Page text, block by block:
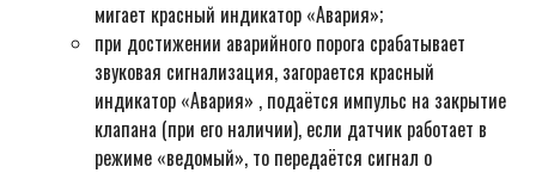
мигает красный индикатор «Авария»;
при достижении аварийного порога срабатывает
звуковая сигнализация, загорается красный
индикатор «Авария» , подаётся импульс на закрытие
клапана (при его наличии), если датчик работает в
режиме «ведомый», то передаётся сигнал о